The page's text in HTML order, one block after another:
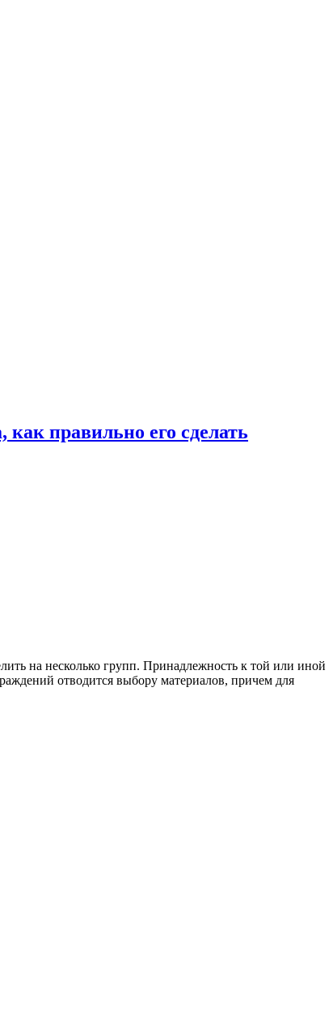
правильно его сделать
на несколько групп. Принадлежность к той или иной
отводится выбору материалов, причем для